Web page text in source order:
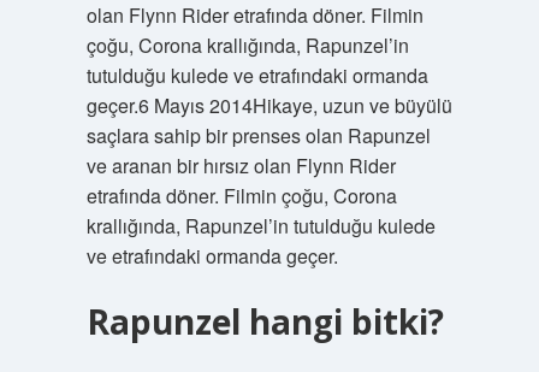
olan Flynn Rider etrafında döner. Filmin
çoğu, Corona krallığında, Rapunzel’in
tutulduğu kulede ve etrafındaki ormanda
geçer.6 Mayıs 2014Hikaye, uzun ve büyülü
saçlara sahip bir prenses olan Rapunzel
ve aranan bir hırsız olan Flynn Rider
etrafında döner. Filmin çoğu, Corona
krallığında, Rapunzel’in tutulduğu kulede
ve etrafındaki ormanda geçer.
Rapunzel hangi bitki?